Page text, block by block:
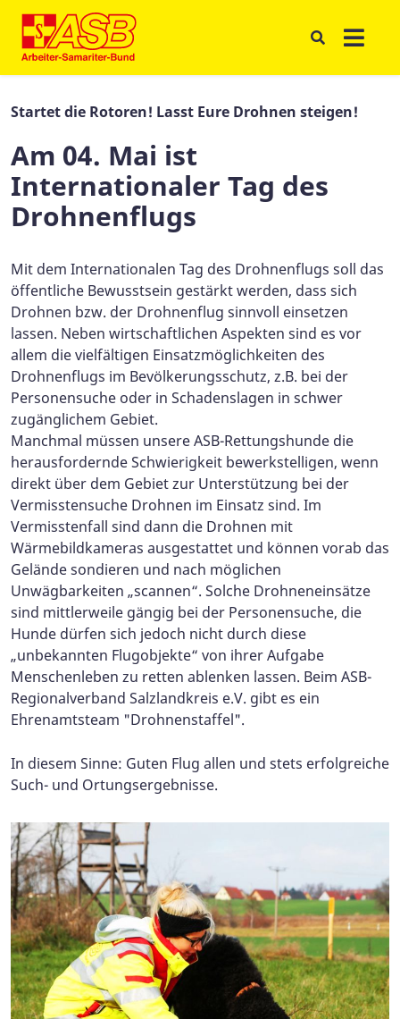
Startet die Rotoren! Lasst Eure Drohnen steigen!
Am 04. Mai ist
Internationaler Tag des
Drohnenflugs
Mit dem Internationalen Tag des Drohnenflugs soll das
öffentliche Bewusstsein gestärkt werden, dass sich
Drohnen bzw. der Drohnenflug sinnvoll einsetzen
lassen. Neben wirtschaftlichen Aspekten sind es vor
allem die vielfältigen Einsatzmöglichkeiten des
Drohnenflugs im Bevölkerungsschutz, z.B. bei der
Personensuche oder in Schadenslagen in schwer
zugänglichem Gebiet.
Manchmal müssen unsere ASB-Rettungshunde die
herausfordernde Schwierigkeit bewerkstelligen, wenn
direkt über dem Gebiet zur Unterstützung bei der
Vermisstensuche Drohnen im Einsatz sind. Im
Vermisstenfall sind dann die Drohnen mit
Wärmebildkameras ausgestattet und können vorab das
Gelände sondieren und nach möglichen
Unwägbarkeiten „scannen“. Solche Drohneneinsätze
sind mittlerweile gängig bei der Personensuche, die
Hunde dürfen sich jedoch nicht durch diese
„unbekannten Flugobjekte“ von ihrer Aufgabe
Menschenleben zu retten ablenken lassen. Beim ASB-
Regionalverband Salzlandkreis e.V. gibt es ein
Ehrenamtsteam "Drohnenstaffel".
In diesem Sinne: Guten Flug allen und stets erfolgreiche
Such- und Ortungsergebnisse.